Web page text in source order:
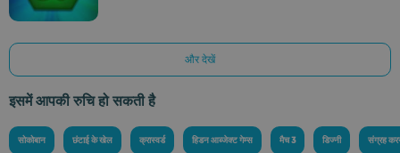
और देखें
इसमें आपकी रुचि हो सकती है
सोकोबान छंटाई के खेल क्रास्वर्ड हिडन आब्जेक्ट गेम्स मैच 3 डिज्नी संग्रह